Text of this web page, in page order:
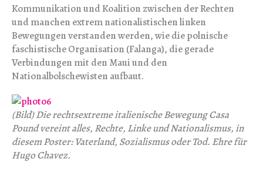
Kommunikation und Koalition zwischen der Rechten
und manchen extrem nationalistischen linken
Bewegungen verstanden werden, wie die polnische
faschistische Organisation (Falanga), die gerade
Verbindungen mit den Maui und den
Nationalbolschewisten aufbaut.
(Bild) Die rechtsextreme italienische Bewegung Casa
Pound vereint alles, Rechte, Linke und Nationalismus, in
diesem Poster: Vaterland, Sozialismus oder Tod. Ehre für
Hugo Chavez.